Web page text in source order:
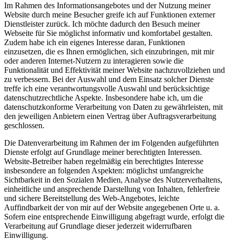
Im Rahmen des Informationsangebotes und der Nutzung meiner
Website durch meine Besucher greife ich auf Funktionen externer
Dienstleister zurück. Ich möchte dadurch den Besuch meiner
Webseite für Sie möglichst informativ und komfortabel gestalten.
Zudem habe ich ein eigenes Interesse daran, Funktionen
einzusetzen, die es Ihnen ermöglichen, sich einzubringen, mit mir
oder anderen Internet-Nutzern zu interagieren sowie die
Funktionalität und Effektivität meiner Website nachzuvollziehen und
zu verbessern. Bei der Auswahl und dem Einsatz solcher Dienste
treffe ich eine verantwortungsvolle Auswahl und berücksichtige
datenschutzrechtliche Aspekte. Insbesondere habe ich, um die
datenschutzkonforme Verarbeitung von Daten zu gewährleisten, mit
den jeweiligen Anbietern einen Vertrag über Auftragsverarbeitung
geschlossen.
Die Datenverarbeitung im Rahmen der im Folgenden aufgeführten
Dienste erfolgt auf Grundlage meiner berechtigten Interessen.
Website-Betreiber haben regelmäßig ein berechtigtes Interesse
insbesondere an folgenden Aspekten: möglichst umfangreiche
Sichtbarkeit in den Sozialen Medien, Analyse des Nutzerverhaltens,
einheitliche und ansprechende Darstellung von Inhalten, fehlerfreie
und sichere Bereitstellung des Web-Angebotes, leichte
Auffindbarkeit der von mir auf der Website angegebenen Orte u. a.
Sofern eine entsprechende Einwilligung abgefragt wurde, erfolgt die
Verarbeitung auf Grundlage dieser jederzeit widerrufbaren
Einwilligung.